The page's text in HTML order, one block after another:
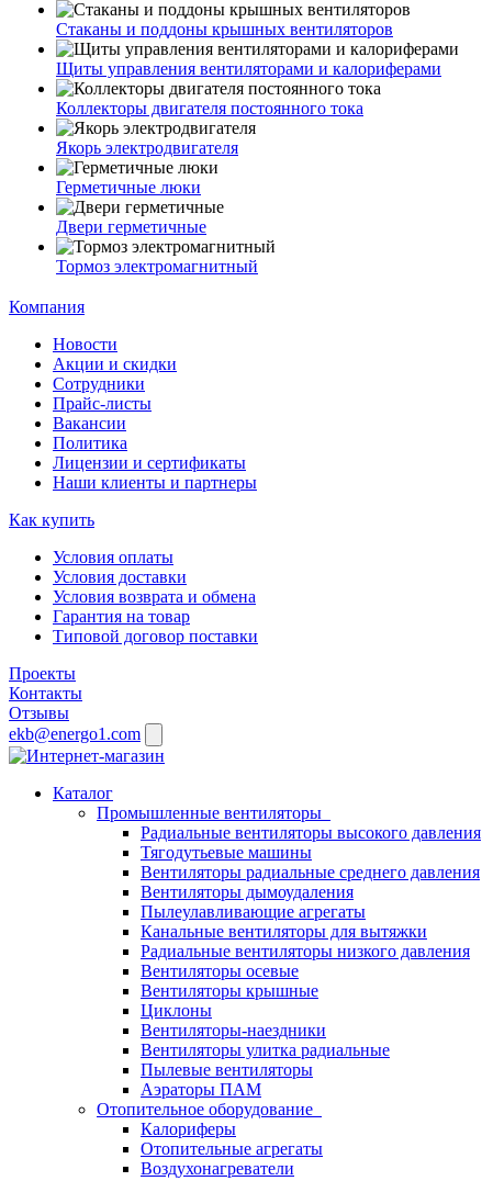
Стаканы и поддоны крышных вентиляторов
Щиты управления вентиляторами и калориферами
Коллекторы двигателя постоянного тока
Якорь электродвигателя
Герметичные люки
Двери герметичные
Тормоз электромагнитный
Компания
Новости
Акции и скидки
Сотрудники
Прайс-листы
Вакансии
Политика
Лицензии и сертификаты
Наши клиенты и партнеры
Как купить
Условия оплаты
Условия доставки
Условия возврата и обмена
Гарантия на товар
Типовой договор поставки
Проекты
Контакты
Отзывы
ekb@energo1.com
Каталог
Промышленные вентиляторы
Радиальные вентиляторы высокого давления
Тягодутьевые машины
Вентиляторы радиальные среднего давления
Вентиляторы дымоудаления
Пылеулавливающие агрегаты
Канальные вентиляторы для вытяжки
Радиальные вентиляторы низкого давления
Вентиляторы осевые
Вентиляторы крышные
Циклоны
Вентиляторы-наездники
Вентиляторы улитка радиальные
Пылевые вентиляторы
Аэраторы ПАМ
Отопительное оборудование
Калориферы
Отопительные агрегаты
Воздухонагреватели